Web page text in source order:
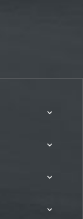



